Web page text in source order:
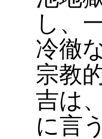
し、
冷徹
宗教
吉は
に言